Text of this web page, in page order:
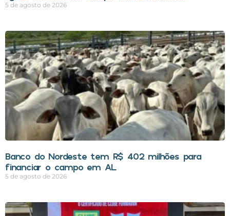
5 de agosto de 2026
Banco do Nordeste tem R$ 402 milhões para
financiar o campo em AL
5 de agosto de 2026